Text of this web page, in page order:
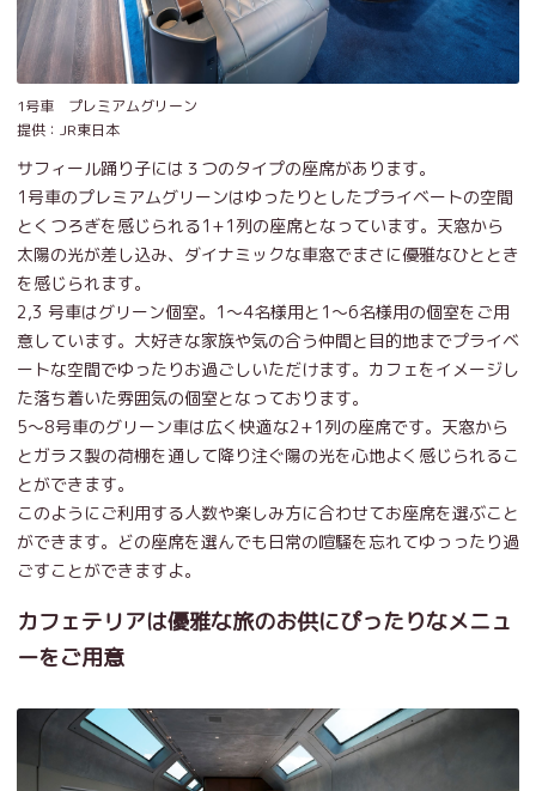
1号車 プレミアムグリーン
提供：JR東日本
サフィール踊り子には３つのタイプの座席があります。
1号車のプレミアムグリーンはゆったりとしたプライベートの空間
とくつろぎを感じられる1+1列の座席となっています。天窓から
太陽の光が差し込み、ダイナミックな車窓でまさに優雅なひととき
を感じられます。
2,3 号車はグリーン個室。1～4名様用と1～6名様用の個室をご用
意しています。大好きな家族や気の合う仲間と目的地までプライベ
ートな空間でゆったりお過ごしいただけます。カフェをイメージし
た落ち着いた雰囲気の個室となっております。
5～8号車のグリーン車は広く快適な2+1列の座席です。天窓から
とガラス製の荷棚を通して降り注ぐ陽の光を心地よく感じられるこ
とができます。
このようにご利用する人数や楽しみ方に合わせてお座席を選ぶこと
ができます。どの座席を選んでも日常の喧騒を忘れてゆっったり過
ごすことができますよ。
カフェテリアは優雅な旅のお供にぴったりなメニュ
ーをご用意